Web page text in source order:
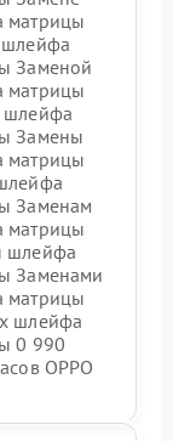
матрицы
Заменой
матрицы
шлейфа
Замены
матрицы
Заменам
матрицы
шлейфа
Заменами
матрицы
шлейфа
0 990
OPPO